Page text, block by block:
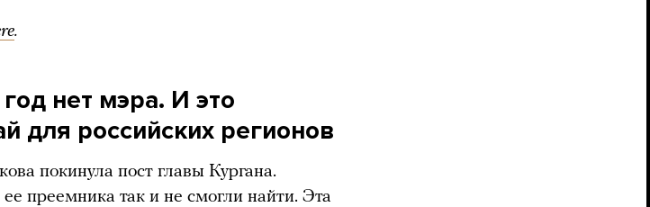
.
нет мэра. И это
для российских регионов
покинула пост главы Кургана.
преемника так и не смогли найти. Эта